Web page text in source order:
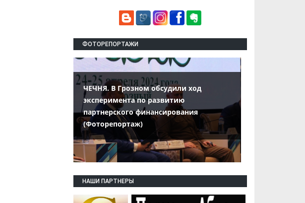
ФОТОРЕПОРТАЖИ
ЧЕЧНЯ. В Грозном обсудили ход
эксперимента по развитию
партнерского финансирования
(Фоторепортаж)
НАШИ ПАРТНЕРЫ